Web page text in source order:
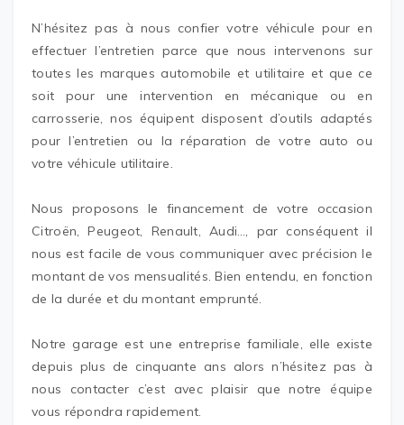
N’hésitez pas à nous confier votre véhicule pour en
effectuer l’entretien parce que nous intervenons sur
toutes les marques automobile et utilitaire et que ce
soit pour une intervention en mécanique ou en
carrosserie, nos équipent disposent d’outils adaptés
pour l’entretien ou la réparation de votre auto ou
votre véhicule utilitaire.
Nous proposons le financement de votre occasion
Citroën, Peugeot, Renault, Audi…, par conséquent il
nous est facile de vous communiquer avec précision le
montant de vos mensualités. Bien entendu, en fonction
de la durée et du montant emprunté.
Notre garage est une entreprise familiale, elle existe
depuis plus de cinquante ans alors n’hésitez pas à
nous contacter c’est avec plaisir que notre équipe
vous répondra rapidement.